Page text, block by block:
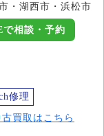
・湖西市・浜松市
相談・予約
修理
古買取はこちら